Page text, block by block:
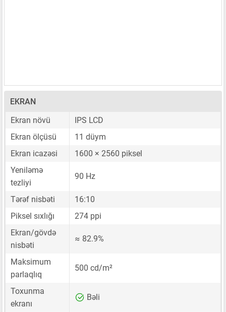
EKRAN
Ekran növü
IPS LCD
Ekran ölçüsü
11 düym
Ekran icazəsi
1600 × 2560 piksel
Yeniləmə
tezliyi
90 Hz
Tərəf nisbəti
16:10
Piksel sıxlığı
274 ppi
Ekran/gövdə
nisbəti
≈ 82.9%
Maksimum
parlaqlıq
500 cd/m²
Toxunma
ekranı
Bəli